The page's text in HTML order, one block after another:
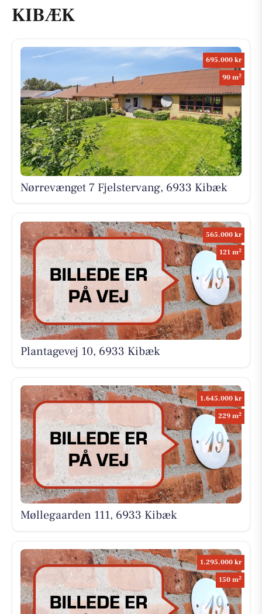
KIBÆK
695.000 kr
90 m2
Nørrevænget 7 Fjelstervang, 6933 Kibæk
565.000 kr
121 m2
Plantagevej 10, 6933 Kibæk
1.645.000 kr
229 m2
Møllegaarden 111, 6933 Kibæk
1.295.000 kr
150 m2